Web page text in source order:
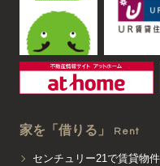
家を「借りる」 Rent
センチュリー21で賃貸物